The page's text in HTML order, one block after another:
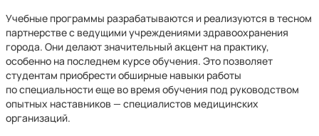
Учебные программы разрабатываются и реализуются в тесном
партнерстве с ведущими учреждениями здравоохранения
города. Они делают значительный акцент на практику,
особенно на последнем курсе обучения. Это позволяет
студентам приобрести обширные навыки работы
по специальности еще во время обучения под руководством
опытных наставников — специалистов медицинских
организаций.